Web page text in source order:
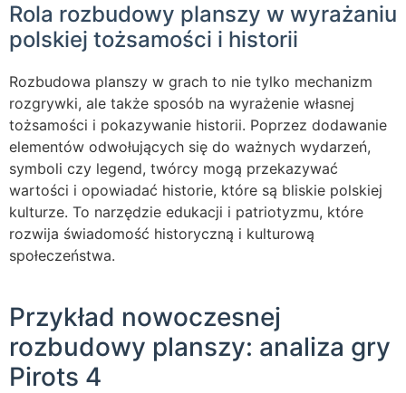
Rola rozbudowy planszy w wyrażaniu
polskiej tożsamości i historii
Rozbudowa planszy w grach to nie tylko mechanizm
rozgrywki, ale także sposób na wyrażenie własnej
tożsamości i pokazywanie historii. Poprzez dodawanie
elementów odwołujących się do ważnych wydarzeń,
symboli czy legend, twórcy mogą przekazywać
wartości i opowiadać historie, które są bliskie polskiej
kulturze. To narzędzie edukacji i patriotyzmu, które
rozwija świadomość historyczną i kulturową
społeczeństwa.
Przykład nowoczesnej
rozbudowy planszy: analiza gry
Pirots 4